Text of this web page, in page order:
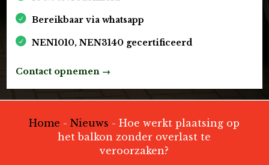
Bereikbaar via whatsapp
NEN1010, NEN3140 gecertificeerd
Contact opnemen →
Home -Nieuws -Hoe werkt plaatsing op
het balkon zonder overlast te
veroorzaken?